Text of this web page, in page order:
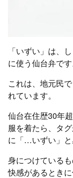
「いずい」は、
に使う仙台弁です
これは、地元民
れています。
仙台在住歴30年
服を着たら、タ
に「…いずい」と
身につけている
快感があるときに